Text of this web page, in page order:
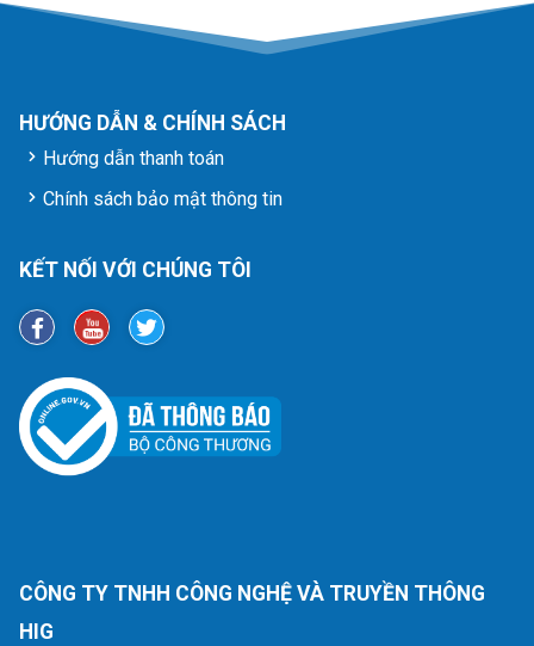
HƯỚNG DẪN & CHÍNH SÁCH
Hướng dẫn thanh toán
Chính sách bảo mật thông tin
KẾT NỐI VỚI CHÚNG TÔI
CÔNG TY TNHH CÔNG NGHỆ VÀ TRUYỀN THÔNG
HIG